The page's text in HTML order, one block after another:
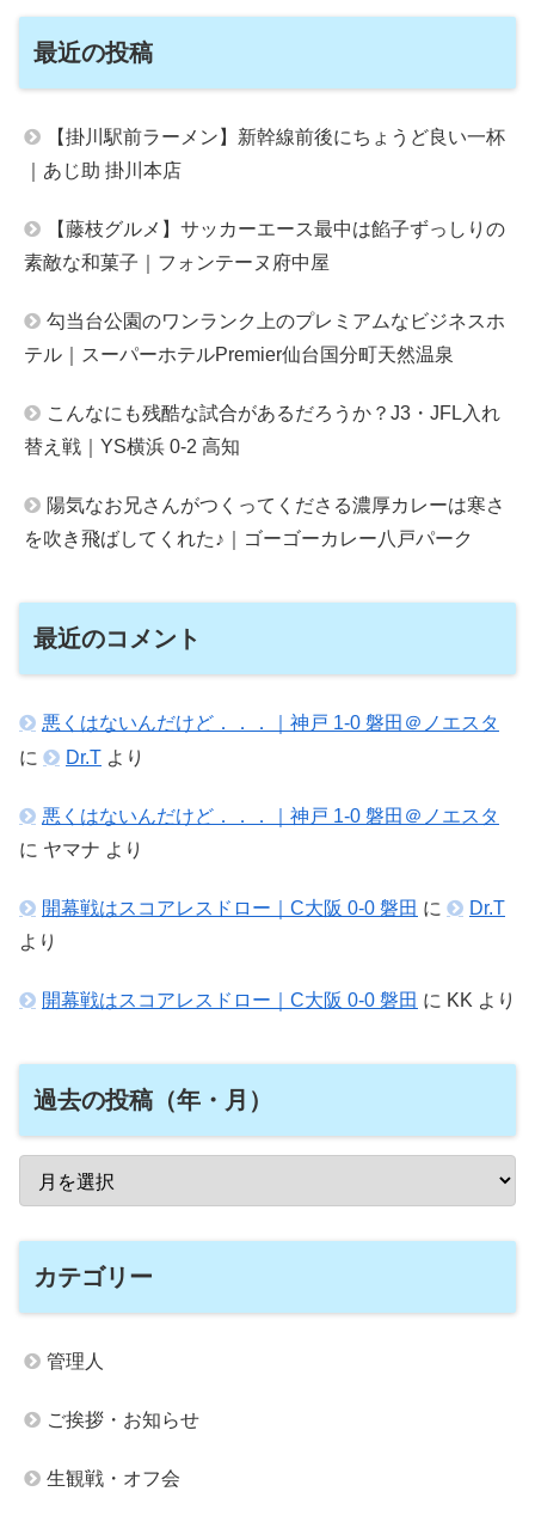
最近の投稿
【掛川駅前ラーメン】新幹線前後にちょうど良い一杯
｜あじ助 掛川本店
【藤枝グルメ】サッカーエース最中は餡子ずっしりの
素敵な和菓子｜フォンテーヌ府中屋
勾当台公園のワンランク上のプレミアムなビジネスホ
テル｜スーパーホテルPremier仙台国分町天然温泉
こんなにも残酷な試合があるだろうか？J3・JFL入れ
替え戦｜YS横浜 0-2 高知
陽気なお兄さんがつくってくださる濃厚カレーは寒さ
を吹き飛ばしてくれた♪｜ゴーゴーカレー八戸パーク
最近のコメント
悪くはないんだけど．．．｜神戸 1-0 磐田＠ノエスタ
に
Dr.T より
悪くはないんだけど．．．｜神戸 1-0 磐田＠ノエスタ
に ヤマナ より
開幕戦はスコアレスドロー｜C大阪 0-0 磐田 に
Dr.T
より
開幕戦はスコアレスドロー｜C大阪 0-0 磐田 に KK より
過去の投稿（年・月）
カテゴリー
管理人
ご挨拶・お知らせ
生観戦・オフ会